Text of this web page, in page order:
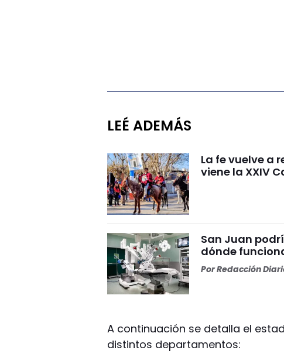
LEÉ ADEMÁS
La fe vuelve a
viene la XXIV
San Juan
dónde
PorRedacción
A continuación se detalla el
distintos departamentos: